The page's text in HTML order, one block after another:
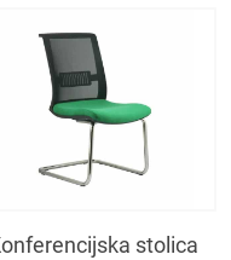
stolica